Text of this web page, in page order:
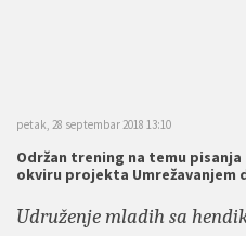
petak, 28 septembar 2018 13:10
Održan trening na temu
okviru projekta Umrežavanjem
Udruženje mladih sa